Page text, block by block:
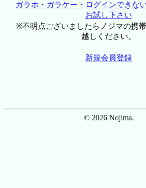
ガラホ・ガラケー・ログインできな
お試し下さい
※不明点ございましたらノジマの携
越しください。
新規会員登録
© 2026 Nojima.